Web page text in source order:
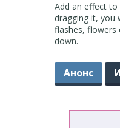
Add an effect
dragging it, you
flashes, flowers
down.
Анонс